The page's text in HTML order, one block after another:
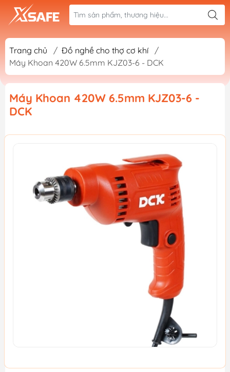
Trang chủ / Đồ nghề cho thợ cơ khí
/
Máy Khoan 420W 6.5mm KJZ03-6 - DCK
Máy Khoan 420W 6.5mm KJZ03-6 -
DCK